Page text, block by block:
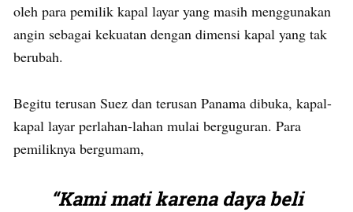
oleh para pemilik kapal layar yang masih menggunakan
angin sebagai kekuatan dengan dimensi kapal yang tak
berubah.
Begitu terusan Suez dan terusan Panama dibuka, kapal-
kapal layar perlahan-lahan mulai berguguran. Para
pemiliknya bergumam,
“Kami mati karena daya beli